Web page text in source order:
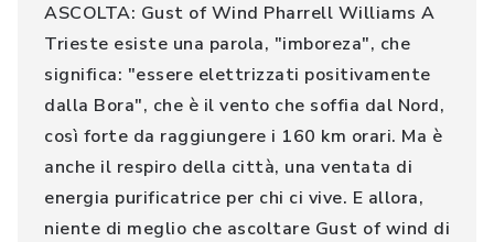
ASCOLTA: Gust of Wind Pharrell Williams A
Trieste esiste una parola, "imboreza", che
significa: "essere elettrizzati positivamente
dalla Bora", che è il vento che soffia dal Nord,
così forte da raggiungere i 160 km orari. Ma è
anche il respiro della città, una ventata di
energia purificatrice per chi ci vive. E allora,
niente di meglio che ascoltare Gust of wind di